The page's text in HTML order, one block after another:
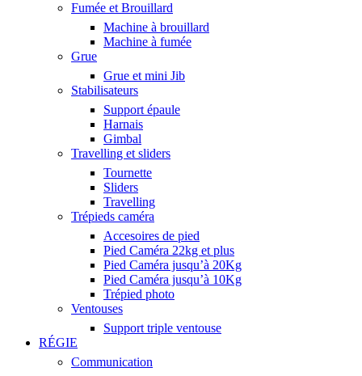
Fumée et Brouillard
Machine à brouillard
Machine à fumée
Grue
Grue et mini Jib
Stabilisateurs
Support épaule
Harnais
Gimbal
Travelling et sliders
Tournette
Sliders
Travelling
Trépieds caméra
Accesoires de pied
Pied Caméra 22kg et plus
Pied Caméra jusqu’à 20Kg
Pied Caméra jusqu’à 10Kg
Trépied photo
Ventouses
Support triple ventouse
RÉGIE
Communication